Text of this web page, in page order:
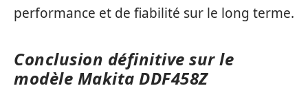
performance et de fiabilité sur le long terme.
Conclusion définitive sur le
modèle Makita DDF458Z